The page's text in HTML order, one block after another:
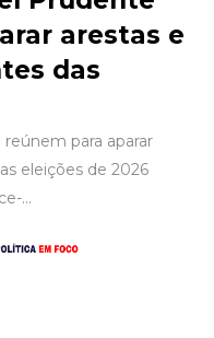
arestas e
das
para aparar
eleições de 2026
…